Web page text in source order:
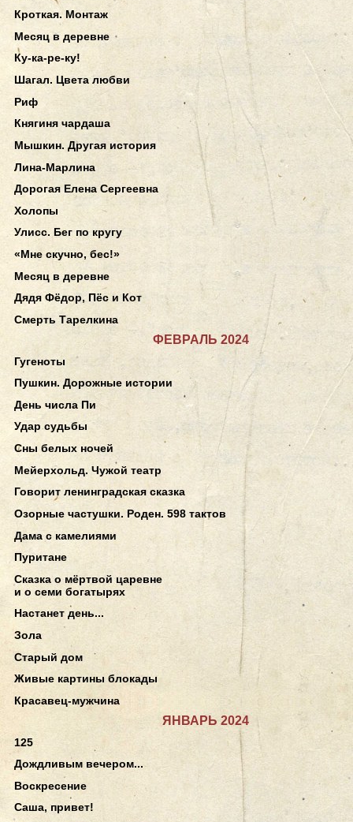
Кроткая. Монтаж
Месяц в деревне
Ку-ка-ре-ку!
Шагал. Цвета любви
Риф
Княгиня чардаша
Мышкин. Другая история
Лина-Марлина
Дорогая Елена Сергеевна
Холопы
Улисс. Бег по кругу
«Мне скучно, бес!»
Месяц в деревне
Дядя Фёдор, Пёс и Кот
Смерть Тарелкина
ФЕВРАЛЬ 2024
Гугеноты
Пушкин. Дорожные истории
День числа Пи
Удар судьбы
Сны белых ночей
Мейерхольд. Чужой театр
Говорит ленинградская сказка
Озорные частушки. Роден. 598 тактов
Дама с камелиями
Пуритане
Сказка о мёртвой царевне
и о семи богатырях
Настанет день...
Зола
Старый дом
Живые картины блокады
Красавец-мужчина
ЯНВАРЬ 2024
125
Дождливым вечером...
Воскресение
Саша, привет!